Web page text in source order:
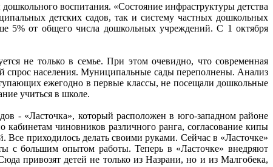
воспитания. «Состояние инфраструктуры детства
детских садов, так и систему частных дошкольных
5% от общего числа дошкольных учреждений. С 1 октября
не только в семье. При этом очевидно, что современная
спрос населения. Муниципальные сады переполнены. Анализ
ежегодно в первые классы, не посещали дошкольные
учиться в школе.
- «Ласточка», который расположен в юго-западном районе
чиновников различного ранга, согласование кипы
приходилось делать своими руками. Сейчас в «Ласточке»
с большим опытом работы. Теперь в «Ласточке» внедряют
привозят детей не только из Назрани, но и из Малгобека,